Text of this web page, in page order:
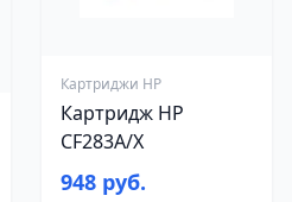
Картриджи HP
Картридж HP
CF283A/X
948 руб.